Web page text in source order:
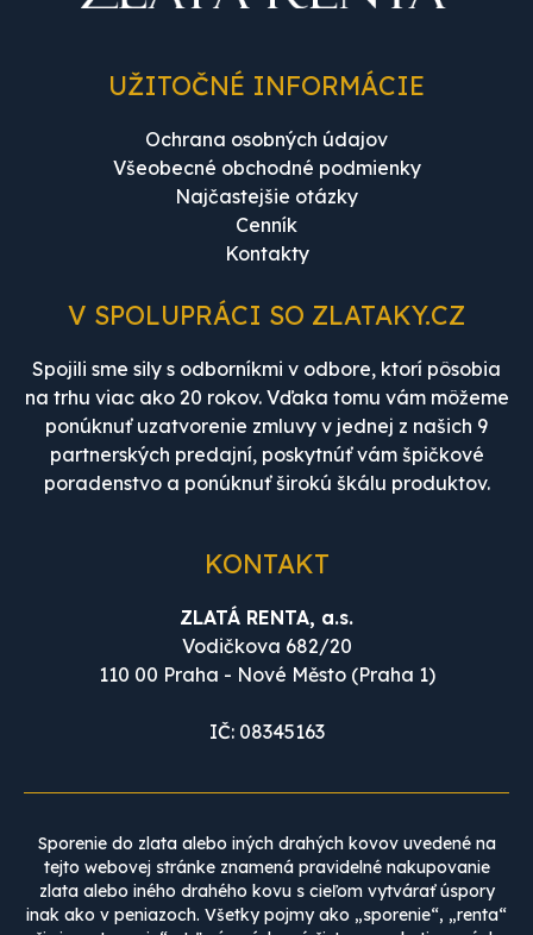
UŽITOČNÉ INFORMÁCIE
Ochrana osobných údajov
Všeobecné obchodné podmienky
Najčastejšie otázky
Cenník
Kontakty
V SPOLUPRÁCI SO ZLATAKY.CZ
Spojili sme sily s odborníkmi v odbore, ktorí pôsobia
na trhu viac ako 20 rokov. Vďaka tomu vám môžeme
ponúknuť uzatvorenie zmluvy v jednej z našich 9
partnerských predajní, poskytnúť vám špičkové
poradenstvo a ponúknuť širokú škálu produktov.
KONTAKT
ZLATÁ RENTA, a.s.
Vodičkova 682/20
110 00 Praha - Nové Město (Praha 1)
IČ: 08345163
Sporenie do zlata alebo iných drahých kovov uvedené na
tejto webovej stránke znamená pravidelné nakupovanie
zlata alebo iného drahého kovu s cieľom vytvárať úspory
inak ako v peniazoch. Všetky pojmy ako „sporenie“, „renta“